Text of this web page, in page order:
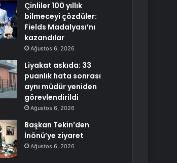
Çinliler 100 yıllık
bilmeceyi çözdüler:
Fields Madalyası’nı
kazandılar
Ağustos 6, 2026
Liyakat askıda: 33
puanlık hata sonrası
aynı müdür yeniden
görevlendirildi
Ağustos 6, 2026
Başkan Tekin’den
İnönü’ye ziyaret
Ağustos 6, 2026